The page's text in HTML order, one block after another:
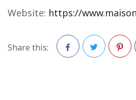
Website: https://
Share this: